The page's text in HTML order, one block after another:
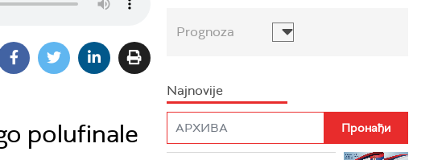
polufinale
Prognoza
Najnovije